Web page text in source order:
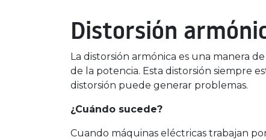
Distorsión
La distorsión armónica es una manera
de la potencia. Esta distorsión siempre
distorsión puede generar problemas.
¿Cuándo sucede?
Cuando máquinas eléctricas trabajan